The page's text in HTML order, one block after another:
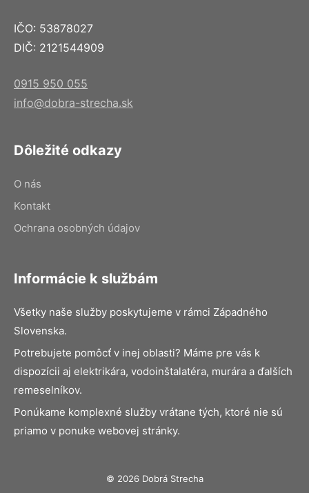
IČO: 53878027
DIČ: 2121544909
0915 950 055
info@dobra-strecha.sk
Dôležité odkazy
O nás
Kontakt
Ochrana osobných údajov
Informácie k službám
Všetky naše služby poskytujeme v rámci Západného
Slovenska.
Potrebujete pomôcť v inej oblasti? Máme pre vás k
dispozícii aj elektrikára, vodoinštalatéra, murára a ďalších
remeselníkov.
Ponúkame komplexné služby vrátane tých, ktoré nie sú
priamo v ponuke webovej stránky.
© 2026 Dobrá Strecha